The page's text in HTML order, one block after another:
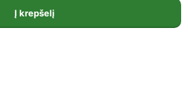
Į krepšelį